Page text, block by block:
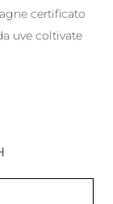
certificato
uve coltivate